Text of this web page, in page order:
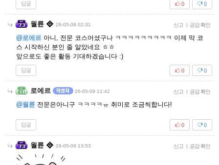
답글 0
0
월륜 26-05-09 02:31 신고 공감 확인
@로에르 아니, 전문 코스어셨구나 ㅋㅋㅋㅋㅋㅋㅋㅋㅋ 이제 막 코
스 시작하신 분인 줄 알았네요 ㅎㅎ
앞으로도 좋은 활동 기대하겠습니다 :)
답글 0
0
로에르 26-05-09 11:42 신고 공감 확인
@월륜 전문은아니구 ㅋㅋㅋㅋㅠ 취미로 조금씩합니다!
답글 0
0
월륜 26-05-09 13:53 신고 공감 확인